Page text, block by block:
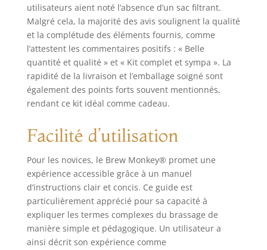
avec ce cadeau de
bière pour
hommes et
femmes. Les 8
étapes différentes
de votre bière
brassée sont
décrites avec
précision dans les
multilingues
fournies
néerlandais,
anglais, français).
Vous trouverez
également plus
d'informations
dans nos vidéos
d'instructions
utilisateurs aient noté l’absence d’un sac filtrant.
Malgré cela, la majorité des avis soulignent la qualité
et la complétude des éléments fournis, comme
l’attestent les commentaires positifs : « Belle
quantité et qualité » et « Kit complet et sympa ». La
rapidité de la livraison et l’emballage soigné sont
également des points forts souvent mentionnés,
rendant ce kit idéal comme cadeau.
Facilité d’utilisation
Pour les novices, le Brew Monkey® promet une
expérience accessible grâce à un manuel
d’instructions clair et concis. Ce guide est
particulièrement apprécié pour sa capacité à
expliquer les termes complexes du brassage de
manière simple et pédagogique. Un utilisateur a
ainsi décrit son expérience comme